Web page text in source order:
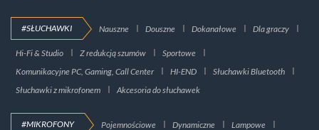
#SŁUCHAWKI Nauszne Douszne Dokanałowe Dla graczy
Hi-Fi & Studio Z redukcją szumów
Sportowe
Komunikacyjne PC, Gaming, Call Center
HI-END
Słuchawki Bluetooth
Słuchawki z mikrofonem
Akcesoria do słuchawek
#MIKROFONY Pojemnościowe Dynamiczne Lampowe